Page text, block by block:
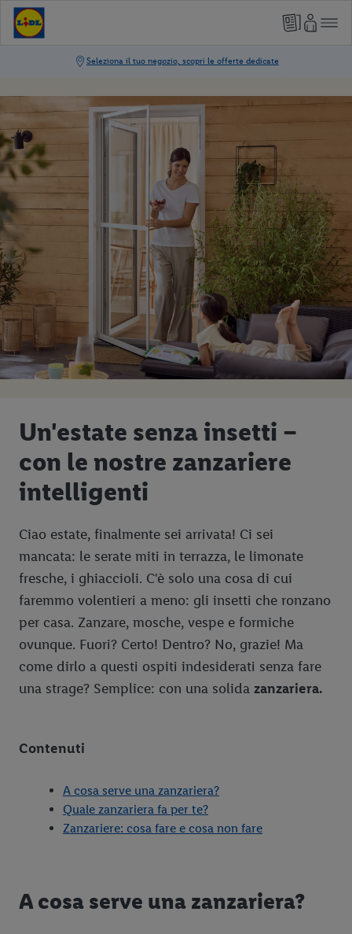
Un'estate senza insetti –
con le nostre zanzariere
intelligenti
Ciao estate, finalmente sei arrivata! Ci sei
mancata: le serate miti in terrazza, le limonate
fresche, i ghiaccioli. C'è solo una cosa di cui
faremmo volentieri a meno: gli insetti che ronzano
per casa. Zanzare, mosche, vespe e formiche
ovunque. Fuori? Certo! Dentro? No, grazie! Ma
come dirlo a questi ospiti indesiderati senza fare
una strage? Semplice: con una solida zanzariera.
Contenuti
A cosa serve una zanzariera?
Quale zanzariera fa per te?
Zanzariere: cosa fare e cosa non fare
A cosa serve una zanzariera?